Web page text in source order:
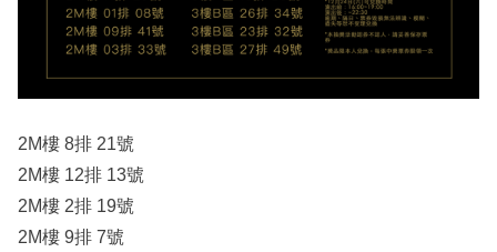
2M樓 8排 21號
2M樓 12排 13號
2M樓 2排 19號
2M樓 9排 7號